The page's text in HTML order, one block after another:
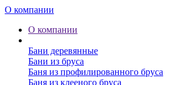
О компании
О компании
Бани деревянные
Бани из бруса
Баня из профилированного бруса
Баня из клееного бруса